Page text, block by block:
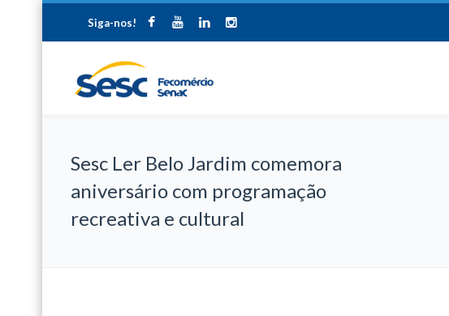
Siga-nos!
Sesc Ler Belo Jardim comemora
aniversário com programação
recreativa e cultural